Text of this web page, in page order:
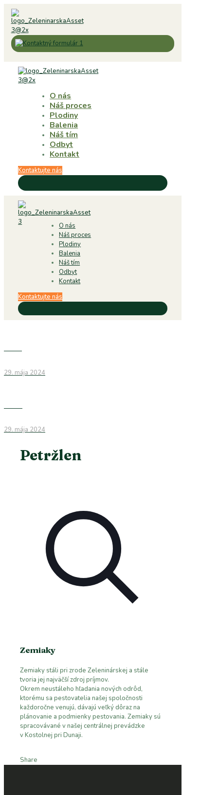
O nás
Náš proces
Plodiny
Balenia
Náš tím
Odbyt
Kontakt
Kontaktujte nás
O nás
Náš proces
Plodiny
Balenia
Náš tím
Odbyt
Kontakt
Kontaktujte nás
29. mája 2024
29. mája 2024
Petržlen
Zemiaky
Zemiaky stáli pri zrode Zeleninárskej a stále
tvoria jej najväčší zdroj príjmov.
Okrem neustáleho hľadania nových odrôd,
ktorému sa pestovatelia našej spoločnosti
každoročne venujú, dávajú veľký dôraz na
plánovanie a podmienky pestovania. Zemiaky sú
spracovávané v našej centrálnej prevádzke
v Kostolnej pri Dunaji.
Share